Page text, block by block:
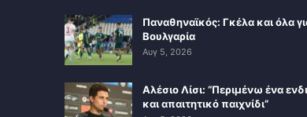
Παναθηναϊκός: Γκέλα και όλα
Βουλγαρία
Αυγ 5, 2026
Αλέσιο Λίσι: “Περιμένω ένα
και απαιτητικό παιχνίδι”